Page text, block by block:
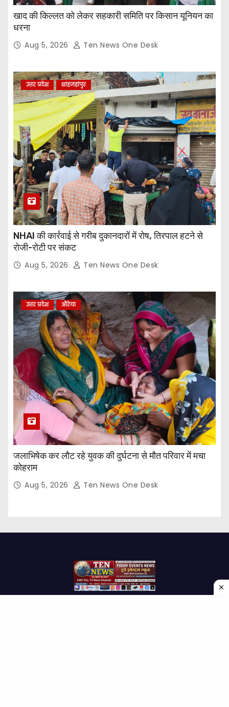
खाद की किल्लत को लेकर सहकारी समिति पर किसान यूनियन का
धरना
Aug 5, 2026 Ten News One Desk
उत्तर प्रदेश शाहजहांपुर
NHAI की कार्रवाई से गरीब दुकानदारों में रोष, तिरपाल हटने से
रोजी-रोटी पर संकट
Aug 5, 2026 Ten News One Desk
उत्तर प्रदेश औरेया
जलाभिषेक कर लौट रहे युवक की दुर्घटना से मौत परिवार में मचा
कोहराम
Aug 5, 2026 Ten News One Desk